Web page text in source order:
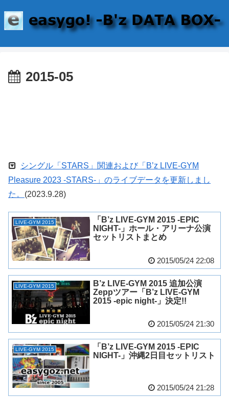
2015-05
シングル「STARS」関連および「B’z LIVE-GYM
Pleasure 2023 -STARS-」のライブデータを更新しまし
た。 (2023.9.28)
LIVE-GYM 2015
「B’z LIVE-GYM 2015 -EPIC
NIGHT-」ホール・アリーナ公演
セットリストまとめ
2015/05/24 22:08
LIVE-GYM 2015
B’z LIVE-GYM 2015 追加公演
Zeppツアー「B’z LIVE-GYM
2015 -epic night-」決定!!
2015/05/24 21:30
LIVE-GYM 2015
「B’z LIVE-GYM 2015 -EPIC
NIGHT-」沖縄2日目セットリスト
2015/05/24 21:28